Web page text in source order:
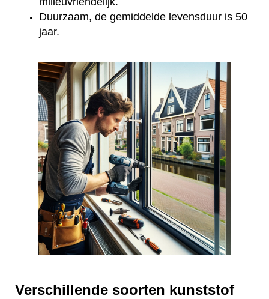
Duurzaam, de gemiddelde levensduur is 50
jaar.
Verschillende soorten kunststof